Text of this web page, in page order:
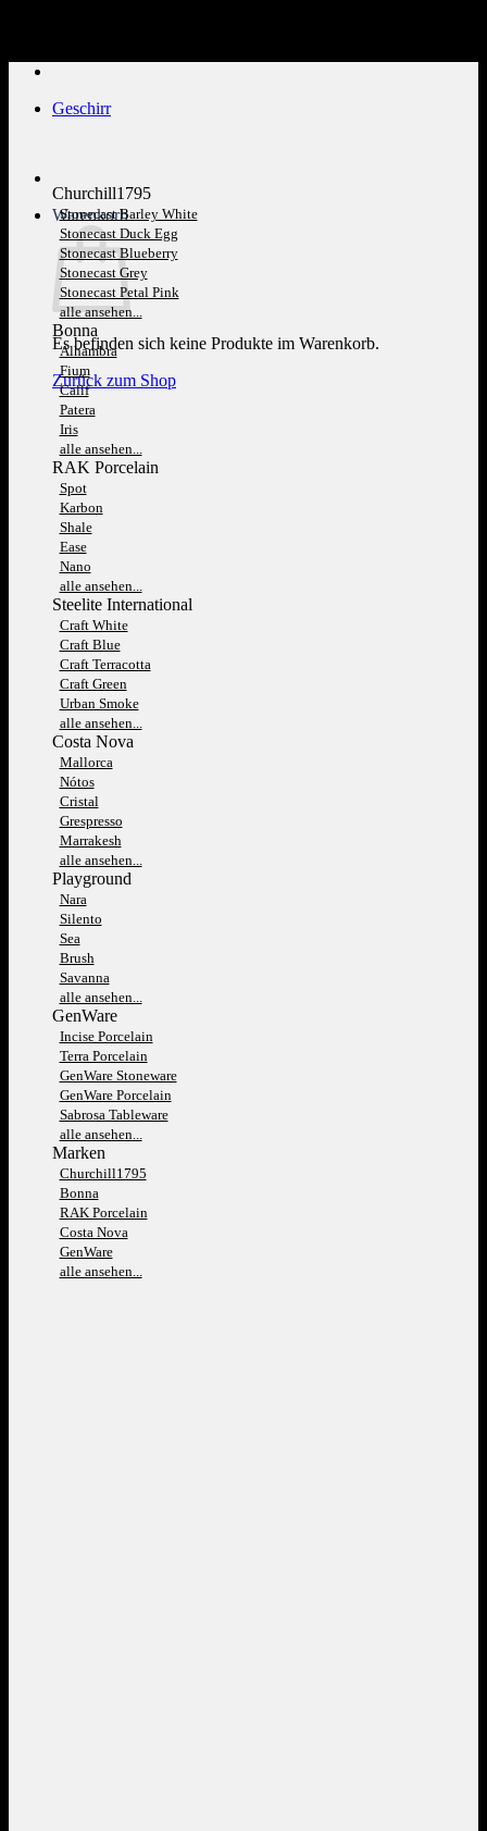
Warenkorb
Es befinden sich keine Produkte im Warenkorb.
Zurück zum Shop
Geschirr
Churchill1795
Stonecast Barley White
Stonecast Duck Egg
Stonecast Blueberry
Stonecast Grey
Stonecast Petal Pink
alle ansehen...
Bonna
Alhambra
Fium
Calif
Patera
Iris
alle ansehen...
RAK Porcelain
Spot
Karbon
Shale
Ease
Nano
alle ansehen...
Steelite International
Craft White
Craft Blue
Craft Terracotta
Craft Green
Urban Smoke
alle ansehen...
Costa Nova
Mallorca
Nótos
Cristal
Grespresso
Marrakesh
alle ansehen...
Playground
Nara
Silento
Sea
Brush
Savanna
alle ansehen...
GenWare
Incise Porcelain
Terra Porcelain
GenWare Stoneware
GenWare Porcelain
Sabrosa Tableware
alle ansehen...
Marken
Churchill1795
Bonna
RAK Porcelain
Costa Nova
GenWare
alle ansehen...